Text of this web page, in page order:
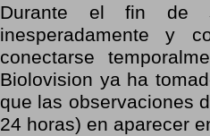
Durante el fin de
inesperadamente y
conectarse
Biolovision ya ha
que las observaciones
24 horas) en aparecer